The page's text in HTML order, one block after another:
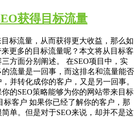
获得目标流量
标流量，从而获得更大收益，那么如
更多的目标流量呢？本文将从目标客
方面分别阐述。 在SEO项目中，实
流量是一回事，而这排名和流量能否
并转化成你的客户，又是另一回事。
的SEO策略能够为你的网站带来目标
标客户 如果你已经了解你的客户，那
单。但是对于SEO来说，却并不是这